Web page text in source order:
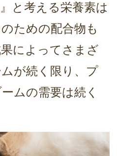
と考える栄養素は
ための配合物も
によってさまざ
が続く限り、プ
ムの需要は続く